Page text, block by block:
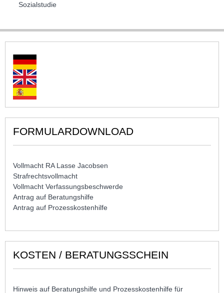
Sozialstudie
FORMULARDOWNLOAD
Vollmacht RA Lasse Jacobsen
Strafrechtsvollmacht
Vollmacht Verfassungsbeschwerde
Antrag auf Beratungshilfe
Antrag auf Prozesskostenhilfe
KOSTEN / BERATUNGSSCHEIN
Hinweis auf Beratungshilfe und Prozesskostenhilfe für